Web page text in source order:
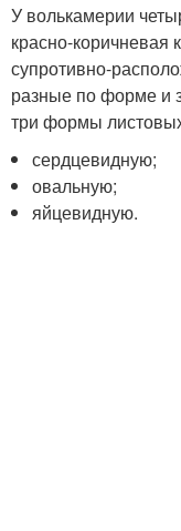
У волькамерии
красно-коричневая
супротивно-
разные по форме и
три формы
сердцевидную;
овальную;
яйцевидную.